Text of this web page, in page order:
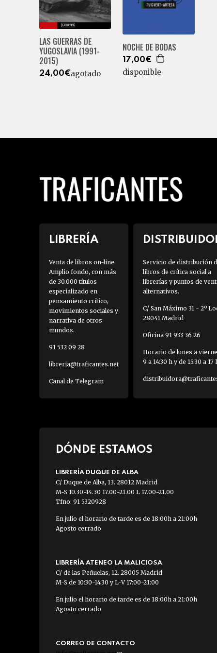
LAS GUERRAS DE
YUGOSLAVIA (1991-
2015)
24,00€agotado
NOCHE DE BODAS
17,00€
disponible
LIBRERÍA
Venta de libros on-line.
Amplio fondo, con más
de 30.000 títulos
especializado en
pensamiento crítico,
movimientos sociales y
narrativa de otros
mundos.
91 532 09 28
libreria@traficantes.net
Canal de Telegram
Servicio de distribución
libros de crítica social a
librerías y puntos de
alternativos.
C/ San Máximo 31 - 2º
28041 Madrid
Oficina 91 933 36 26
Horario de lunes a
9 a 14:30 h y de 15:30 a 17
DÓNDE ESTAMOS
LIBRERÍA DUQUE DE ALBA
C/ Duque de Alba, 13. 28012 Madrid
M-S 10.30-14.30 17.00-21.00 L 17.00-21.00
Tfno: 91 5320928
En julio el horario de tarde es de 18:00h a 21:00h
Agosto cerrado
LIBRERÍA ATENEO LA MALICIOSA
C/ de las Peñuelas, 12. 28005 Madrid
M-S de 10:30-14:30 y L-V 17:00-21:00
En julio el horario de tarde es de 18:00h a 21:00h
Agosto cerrado
CORREO DE CONTACTO